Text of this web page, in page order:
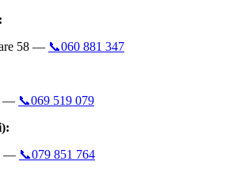
58 — 📞060 881 347
— 📞069 519 079
— 📞079 851 764